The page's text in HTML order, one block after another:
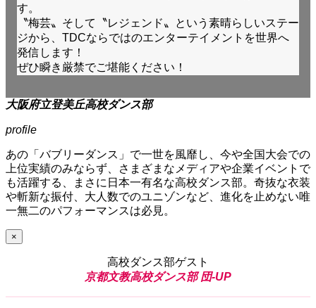
す。
〝梅芸〟そして〝レジェンド〟という素晴らしいステー
ジから、TDCならではのエンターテイメントを世界へ
発信します！
ぜひ瞬き厳禁でご堪能ください！
大阪府立登美丘高校ダンス部
profile
あの「バブリーダンス」で一世を風靡し、今や全国大会での
上位実績のみならず、さまざまなメディアや企業イベントで
も活躍する、まさに日本一有名な高校ダンス部。奇抜な衣装
や斬新な振付、大人数でのユニゾンなど、進化を止めない唯
一無二のパフォーマンスは必見。
×
高校ダンス部ゲスト
京都文教高校ダンス部 団-UP